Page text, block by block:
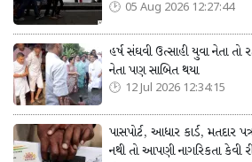
05 Aug 2026 12:27:44
હર્ષ સંઘવી ઉત્સાહી યુવા નેતા તો
નેતા પણ સાબિત થયા
12 Jul 2026 12:34:15
પાસપોર્ટ, આધાર કાર્ડ, મતદાર
નથી તો આપણી નાગરિકતા કેવી